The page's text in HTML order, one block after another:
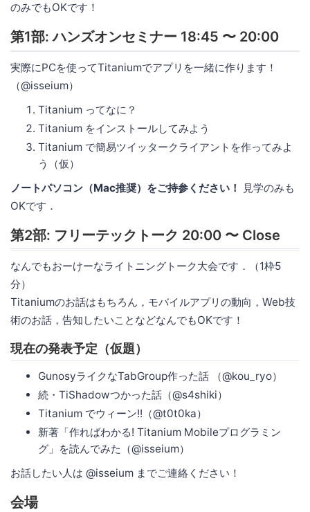
のみでもOKです！
第1部: ハンズオンセミナー 18:45 〜 20:00
実際にPCを使ってTitaniumでアプリを一緒に作ります！
（@isseium）
Titanium ってなに？
Titanium をインストールしてみよう
Titanium で簡易ツイッタークライアントを作ってみよ
う（仮）
ノートパソコン（Mac推奨）をご持参ください！
見学のみも
OKです．
第2部: フリーテックトーク 20:00 〜 Close
なんでもおーけーなライトニングトーク大会です．（1枠5
分）
Titaniumのお話はもちろん，モバイルアプリの動向，Web技
術のお話，告知したいことなどなんでもOKです！
現在の発表予定（仮題）
GunosyライクなTabGroup作った話 （@kou_ryo）
続・TiShadowつかった話（@s4shiki）
Titanium でウィーン!!（@t0t0ka）
新著「作ればわかる! Titanium Mobileプログラミン
グ」を読んでみた（@isseium）
お話したい人は @isseium までご連絡ください！
会場